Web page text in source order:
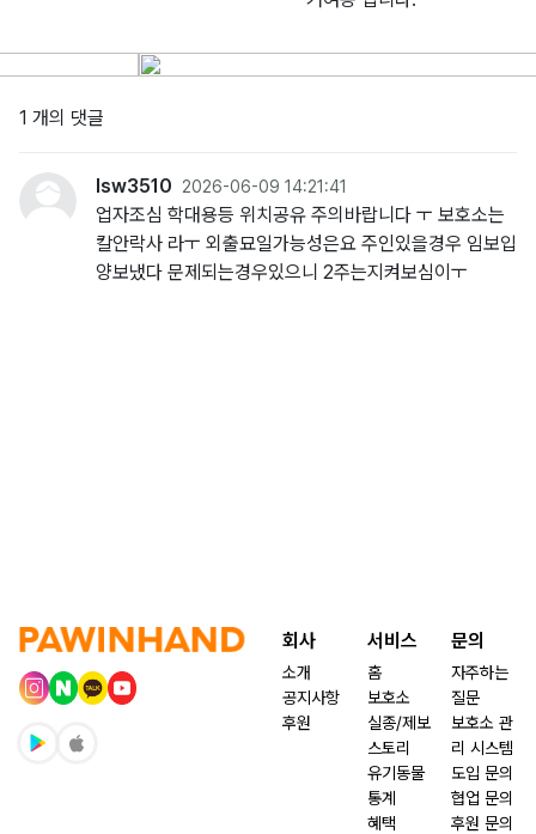
1 개의 댓글
lsw3510 2026-06-09 14:21:41
업자조심 학대용등 위치공유 주의바랍니다 ㅜ 보호소는
칼안락사 라ㅜ 외출묘일가능성은요 주인있을경우 임보입
양보냈다 문제되는경우있으니 2주는지켜보심이ㅜ
회사
소개
공지사항
후원
서비스
홈
보호소
실종/제보
스토리
유기동물
통계
혜택
문의
자주하는
질문
보호소 관
리 시스템
도입 문의
협업 문의
후원 문의